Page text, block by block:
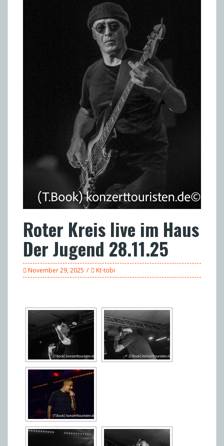
Roter Kreis live im Haus
Der Jugend 28.11.25
November 29, 2025 Kt-tobi